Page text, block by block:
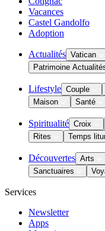
Vacances
Castel Gandolfo
Adoption
Actualités Vatican
Patrimoine
Lifestyle Couple
Maison
Santé
Spiritualité Croix
Rites
Temps
Découvertes Arts
Sanctuaires
Services
Newsletter
Apps